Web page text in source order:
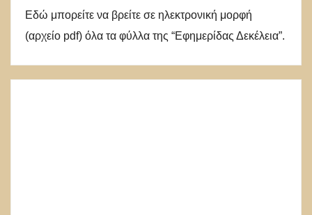
Εδώ μπορείτε να βρείτε σε ηλεκτρονική μορφή
(αρχείο pdf) όλα τα φύλλα της “Εφημερίδας Δεκέλεια”.